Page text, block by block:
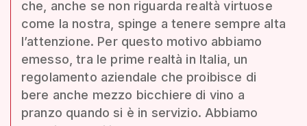
che, anche se non riguarda realtà virtuose
come la nostra, spinge a tenere sempre alta
l’attenzione. Per questo motivo abbiamo
emesso, tra le prime realtà in Italia, un
regolamento aziendale che proibisce di
bere anche mezzo bicchiere di vino a
pranzo quando si è in servizio. Abbiamo